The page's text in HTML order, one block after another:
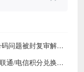
QQ号码问题被封复审解封申请入口
移动/联通/电信积分兑换话费短信代码